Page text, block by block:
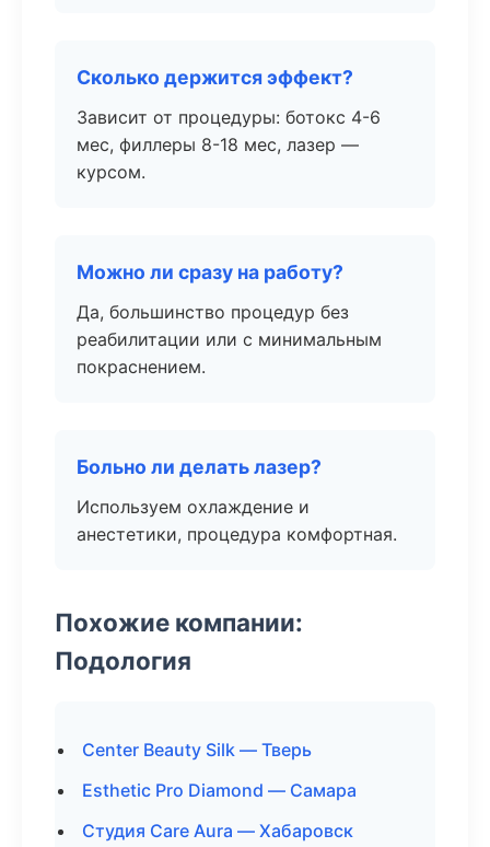
Сколько держится эффект?
Зависит от процедуры: ботокс 4-6
мес, филлеры 8-18 мес, лазер —
курсом.
Можно ли сразу на работу?
Да, большинство процедур без
реабилитации или с минимальным
покраснением.
Больно ли делать лазер?
Используем охлаждение и
анестетики, процедура комфортная.
Похожие компании:
Подология
Center Beauty Silk — Тверь
Esthetic Pro Diamond — Самара
Студия Care Aura — Хабаровск